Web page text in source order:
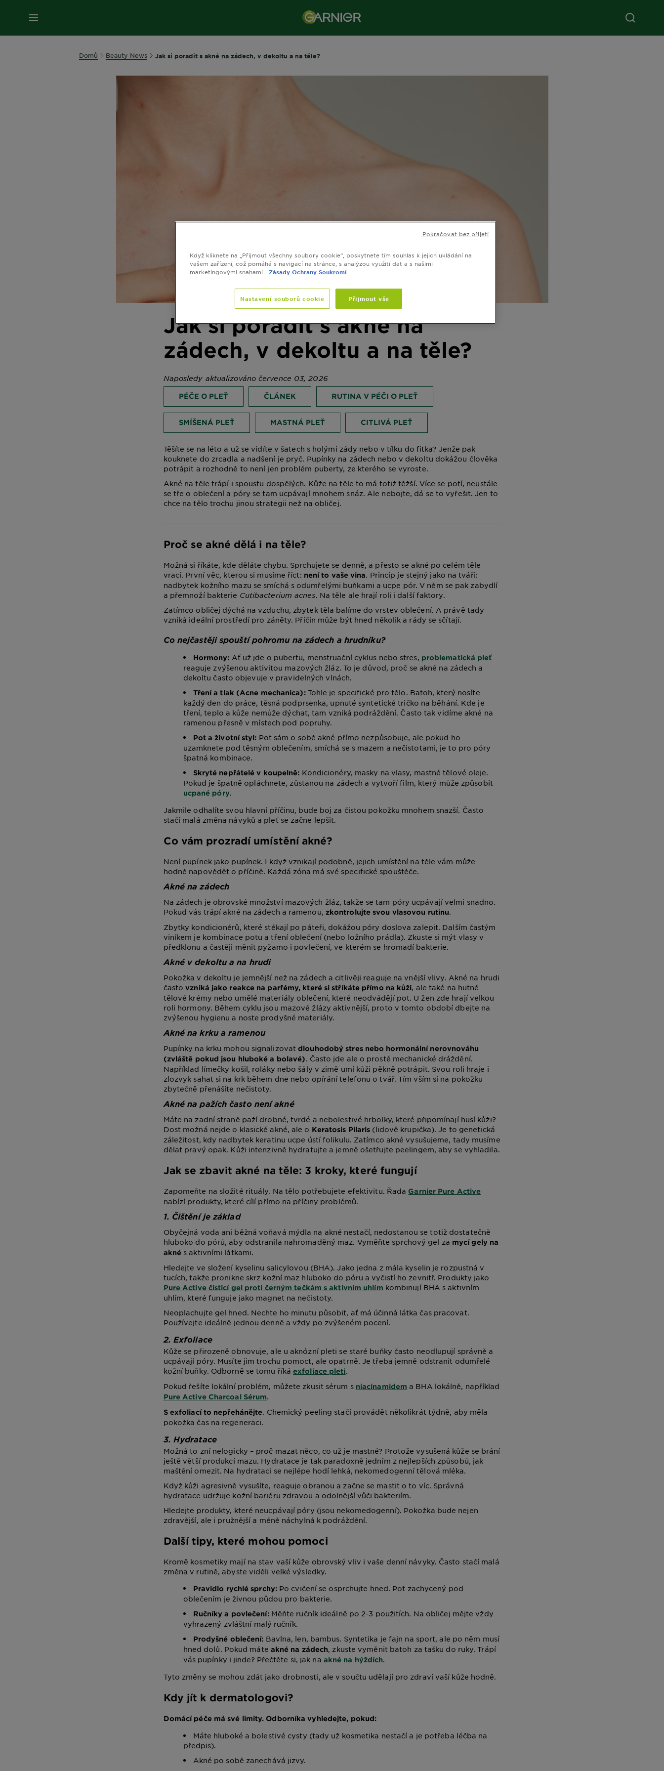
MENU
Domů Beauty News Jak si poradit s akné na zádech, v dekoltu a na těle?
Jak si poradit s akné na
zádech, v dekoltu a na těle?
Naposledy aktualizováno července 03, 2026
PÉČE O PLEŤ ČLÁNEK RUTINA V PÉČI O PLEŤ
SMÍŠENÁ PLEŤ MASTNÁ PLEŤ CITLIVÁ PLEŤ
Těšíte se na léto a už se vidíte v šatech s holými zády nebo v tílku do fitka? Jenže pak
kouknete do zrcadla a nadšení je pryč. Pupínky na zádech nebo v dekoltu dokážou člověka
potrápit a rozhodně to není jen problém puberty, ze kterého se vyroste.
Akné na těle trápí i spoustu dospělých. Kůže na těle to má totiž těžší. Více se potí, neustále
se tře o oblečení a póry se tam ucpávají mnohem snáz. Ale nebojte, dá se to vyřešit. Jen to
chce na tělo trochu jinou strategii než na obličej.
Proč se akné dělá i na těle?
Možná si říkáte, kde děláte chybu. Sprchujete se denně, a přesto se akné po celém těle
vrací. První věc, kterou si musíme říct: není to vaše vina. Princip je stejný jako na tváři:
nadbytek kožního mazu se smíchá s odumřelými buňkami a ucpe pór. V něm se pak zabydlí
a přemnoží bakterie Cutibacterium acnes. Na těle ale hrají roli i další faktory.
Zatímco obličej dýchá na vzduchu, zbytek těla balíme do vrstev oblečení. A právě tady
vzniká ideální prostředí pro záněty. Příčin může být hned několik a rády se sčítají.
Co nejčastěji spouští pohromu na zádech a hrudníku?
Hormony: Ať už jde o pubertu, menstruační cyklus nebo stres, problematická pleť
reaguje zvýšenou aktivitou mazových žláz. To je důvod, proč se akné na zádech a
dekoltu často objevuje v pravidelných vlnách.
Tření a tlak (Acne mechanica):Tohle je specifické pro tělo. Batoh, který nosíte
každý den do práce, těsná podprsenka, upnuté syntetické tričko na běhání. Kde je
tření, teplo a kůže nemůže dýchat, tam vzniká podráždění. Často tak vidíme akné na
ramenou přesně v místech pod popruhy.
Pot a životní styl: Pot sám o sobě akné přímo nezpůsobuje, ale pokud ho
uzamknete pod těsným oblečením, smíchá se s mazem a nečistotami, je to pro póry
špatná kombinace.
Skryté nepřátelé v koupelně: Kondicionéry, masky na vlasy, mastné tělové oleje.
Pokud je špatně opláchnete, zůstanou na zádech a vytvoří film, který může způsobit
ucpané póry.
Jakmile odhalíte svou hlavní příčinu, bude boj za čistou pokožku mnohem snazší. Často
stačí malá změna návyků a pleť se začne lepšit.
Co vám prozradí umístění akné?
Není pupínek jako pupínek. I když vznikají podobně, jejich umístění na těle vám může
hodně napovědět o příčině. Každá zóna má své specifické spouštěče.
Akné na zádech
Na zádech je obrovské množství mazových žláz, takže se tam póry ucpávají velmi snadno.
Pokud vás trápí akné na zádech a ramenou, zkontrolujte svou vlasovou rutinu.
Zbytky kondicionérů, které stékají po páteři, dokážou póry doslova zalepit. Dalším častým
viníkem je kombinace potu a tření oblečení (nebo ložního prádla). Zkuste si mýt vlasy v
předklonu a častěji měnit pyžamo i povlečení, ve kterém se hromadí bakterie.
Akné v dekoltu a na hrudi
Pokožka v dekoltu je jemnější než na zádech a citlivěji reaguje na vnější vlivy. Akné na hrudi
častovzniká jako reakce na parfémy, které si stříkáte přímo na kůži, ale také na hutné
tělové krémy nebo umělé materiály oblečení, které neodvádějí pot. U žen zde hrají velkou
roli hormony. Během cyklu jsou mazové žlázy aktivnější, proto v tomto období dbejte na
zvýšenou hygienu a noste prodyšné materiály.
Akné na krku a ramenou
Pupínky na krku mohou signalizovatdlouhodobý stres nebo hormonální nerovnováhu
(zvláště pokud jsou hluboké a bolavé). Často jde ale o prosté mechanické dráždění.
Například límečky košil, roláky nebo šály v zimě umí kůži pěkně potrápit. Svou roli hraje i
zlozvyk sahat si na krk během dne nebo opírání telefonu o tvář. Tím vším si na pokožku
zbytečně přenášíte nečistoty.
Akné na pažích často není akné
Máte na zadní straně paží drobné, tvrdé a nebolestivé hrbolky, které připomínají husí kůži?
Dost možná nejde o klasické akné, ale o Keratosis Pilaris (lidově krupička). Je to genetická
záležitost, kdy nadbytek keratinu ucpe ústí folikulu. Zatímco akné vysušujeme, tady musíme
dělat pravý opak. Kůži intenzivně hydratujte a jemně ošetřujte peelingem, aby se vyhladila.
Jak se zbavit akné na těle: 3 kroky, které fungují
Zapomeňte na složité rituály. Na tělo potřebujete efektivitu. Řada Garnier Pure Active
nabízí produkty, které cílí přímo na příčiny problémů.
1. Čištění je základ
Obyčejná voda ani běžná voňavá mýdla na akné nestačí, nedostanou se totiž dostatečně
hluboko do pórů, aby odstranila nahromaděný maz. Vyměňte sprchový gel za mycí gely na
akné s aktivními látkami.
Hledejte ve složení kyselinu salicylovou (BHA). Jako jedna z mála kyselin je rozpustná v
tucích, takže pronikne skrz kožní maz hluboko do póru a vyčistí ho zevnitř. Produkty jako
Pure Active čisticí gel proti černým tečkám s aktivním uhlím kombinují BHA s aktivním
uhlím, které funguje jako magnet na nečistoty.
Neoplachujte gel hned. Nechte ho minutu působit, ať má účinná látka čas pracovat.
Používejte ideálně jednou denně a vždy po zvýšeném pocení.
2. Exfoliace
Kůže se přirozeně obnovuje, ale u aknózní pleti se staré buňky často neodlupují správně a
ucpávají póry. Musíte jim trochu pomoct, ale opatrně. Je třeba jemně odstranit odumřelé
kožní buňky. Odborně se tomu říkáexfoliace pleti.
Pokud řešíte lokální problém, můžete zkusit sérum s niacinamidem a BHA lokálně, například
Pure Active Charcoal Sérum.
S exfoliací to nepřehánějte. Chemický peeling stačí provádět několikrát týdně, aby měla
pokožka čas na regeneraci.
3. Hydratace
Možná to zní nelogicky – proč mazat něco, co už je mastné? Protože vysušená kůže se brání
ještě větší produkcí mazu. Hydratace je tak paradoxně jedním z nejlepších způsobů, jak
maštění omezit. Na hydrataci se nejlépe hodí lehká, nekomedogenní tělová mléka.
Když kůži agresivně vysušíte, reaguje obranou a začne se mastit o to víc. Správná
hydratace udržuje kožní bariéru zdravou a odolnější vůči bakteriím.
Hledejte produkty, které neucpávají póry (jsou nekomedogenní). Pokožka bude nejen
zdravější, ale i pružnější a méně náchylná k podráždění.
Další tipy, které mohou pomoci
Kromě kosmetiky mají na stav vaší kůže obrovský vliv i vaše denní návyky. Často stačí malá
změna v rutině, abyste viděli velké výsledky.
Pravidlo rychlé sprchy:Po cvičení se osprchujte hned. Pot zachycený pod
oblečením je živnou půdou pro bakterie.
Ručníky a povlečení:Měňte ručník ideálně po 2-3 použitích. Na obličej mějte vždy
vyhrazený zvláštní malý ručník.
Prodyšné oblečení: Bavlna, len, bambus. Syntetika je fajn na sport, ale po něm musí
hned dolů. Pokud máte akné na zádech, zkuste vyměnit batoh za tašku do ruky. Trápí
vás pupínky i jinde? Přečtěte si, jak na akné na hýždích.
Tyto změny se mohou zdát jako drobnosti, ale v součtu udělají pro zdraví vaší kůže hodně.
Kdy jít k dermatologovi?
Domácí péče má své limity. Odborníka vyhledejte, pokud:
Máte hluboké a bolestivé cysty (tady už kosmetika nestačí a je potřeba léčba na
předpis).
Akné po sobě zanechává jizvy.
Když kliknete na „Přijmout všechny soubory cookie“, poskytnete tím souhlas k jejich ukládání na
vašem zařízení, což pomáhá s navigací na stránce, s analýzou využití dat a s našimi
marketingovými snahami.
Zásady Ochrany Soukromí
Nastavení souborů cookie Přijmout vše
Pokračovat bez přijetí